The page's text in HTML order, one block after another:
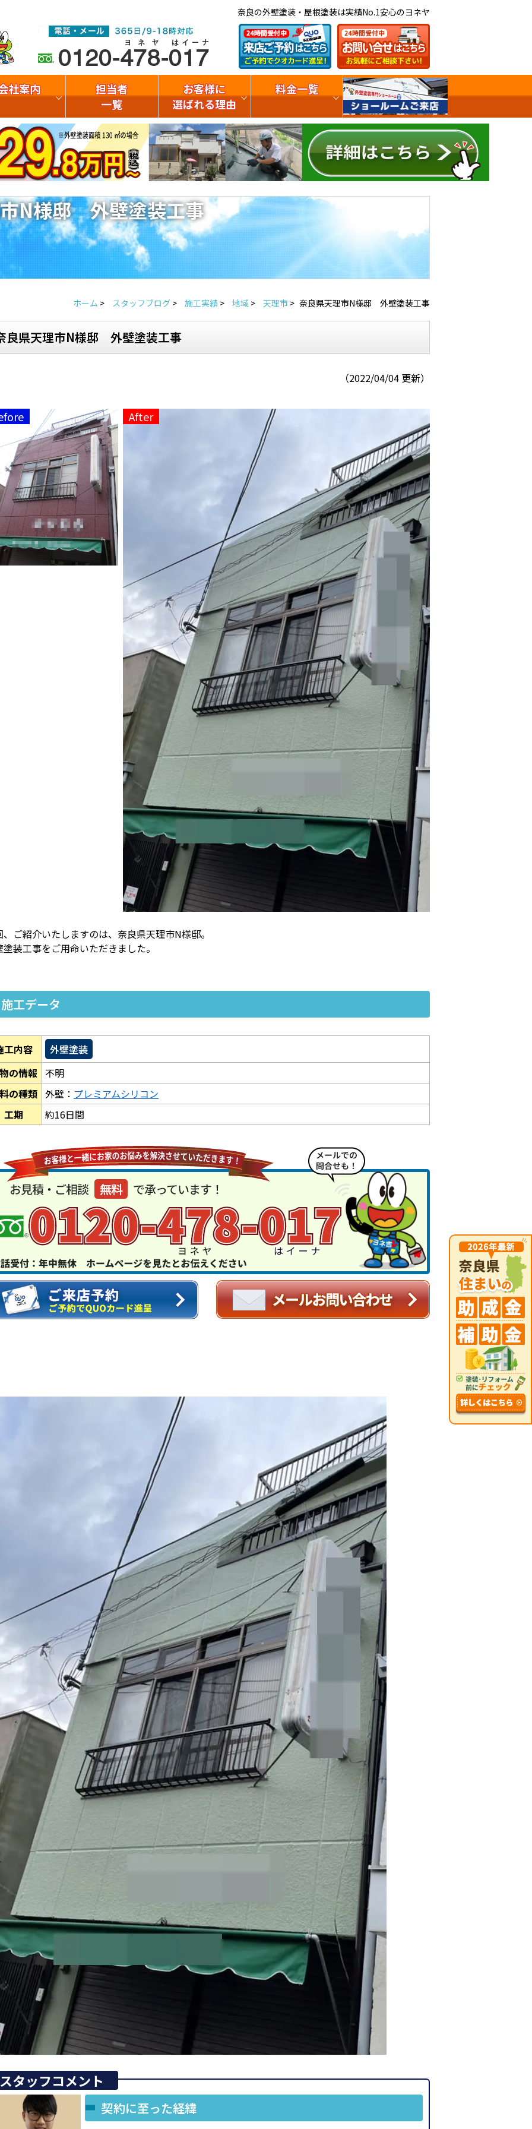
奈良の外壁塗装・屋根塗装は実績No.1安心のヨネヤ
社案内
担当者
一覧
お客様に
選ばれる理由
料金一覧
N様邸 外壁塗装工事
ホーム > スタッフブログ > 施工実績 > 地域 > 天理市 > 奈良県天理市N様邸 外壁塗装工事
良県天理市N様邸 外壁塗装工事
（2022/04/04 更新）
、ご紹介いたしますのは、奈良県天理市N様邸。
塗装工事をご用命いただきました。
施工データ
工内容
外壁塗装
の情報 不明
の種類 外壁： プレミアムシリコン
工期
約16日間
タッフコメント
契約に至った経緯